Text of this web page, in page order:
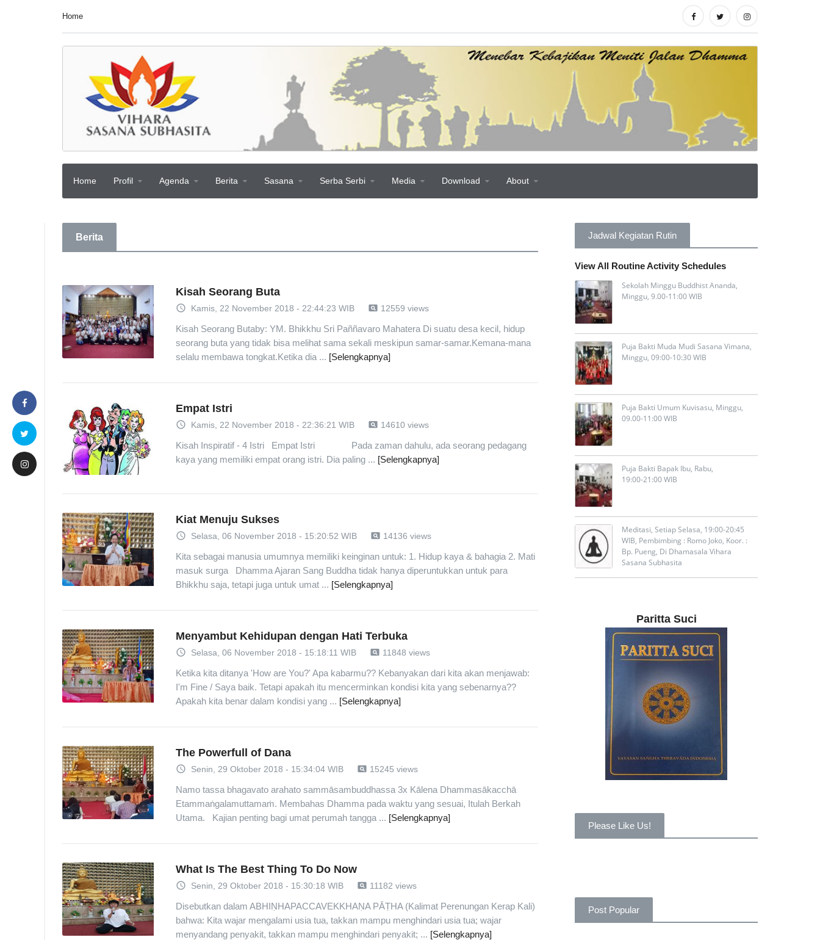
Home
Home Profil Agenda Berita Sasana Serba Serbi Media Download About
Berita
Kisah Seorang Buta
access_time Kamis, 22 November 2018 - 22:44:23 WIB pageview 12559 views
Kisah Seorang Butaby: YM. Bhikkhu Sri Paññavaro Mahatera Di suatu desa kecil, hidup
seorang buta yang tidak bisa melihat sama sekali meskipun samar-samar.Kemana-mana
selalu membawa tongkat.Ketika dia ... [Selengkapnya]
Empat Istri
access_time Kamis, 22 November 2018 - 22:36:21 WIB pageview 14610 views
Kisah Inspiratif - 4 Istri Empat Istri Pada zaman dahulu, ada seorang pedagang
kaya yang memiliki empat orang istri. Dia paling ... [Selengkapnya]
Kiat Menuju Sukses
access_time Selasa, 06 November 2018 - 15:20:52 WIB pageview 14136 views
Kita sebagai manusia umumnya memiliki keinginan untuk: 1. Hidup kaya & bahagia 2. Mati
masuk surga Dhamma Ajaran Sang Buddha tidak hanya diperuntukkan untuk para
Bhikkhu saja, tetapi juga untuk umat ... [Selengkapnya]
Menyambut Kehidupan dengan Hati Terbuka
access_time Selasa, 06 November 2018 - 15:18:11 WIB pageview 11848 views
Ketika kita ditanya 'How are You?' Apa kabarmu?? Kebanyakan dari kita akan menjawab:
I'm Fine / Saya baik. Tetapi apakah itu mencerminkan kondisi kita yang sebenarnya??
Apakah kita benar dalam kondisi yang ... [Selengkapnya]
The Powerfull of Dana
access_time Senin, 29 Oktober 2018 - 15:34:04 WIB pageview 15245 views
Namo tassa bhagavato arahato sammāsambuddhassa 3x Kālena Dhammasākacchā
Etammaṅgalamuttamaṁ. Membahas Dhamma pada waktu yang sesuai, Itulah Berkah
Utama. Kajian penting bagi umat perumah tangga ... [Selengkapnya]
What Is The Best Thing To Do Now
access_time Senin, 29 Oktober 2018 - 15:30:18 WIB pageview 11182 views
Disebutkan dalam ABHIṆHAPACCAVEKKHAṆA PĀṬHA (Kalimat Perenungan Kerap Kali)
bahwa: Kita wajar mengalami usia tua, takkan mampu menghindari usia tua; wajar
menyandang penyakit, takkan mampu menghindari penyakit; ... [Selengkapnya]
Jadwal Kegiatan Rutin
View All Routine Activity Schedules
Sekolah Minggu Buddhist Ananda,
Minggu, 9.00-11:00 WIB
Puja Bakti Muda Mudi Sasana Vimana,
Minggu, 09:00-10:30 WIB
Puja Bakti Umum Kuvisasu, Minggu,
09.00-11:00 WIB
Puja Bakti Bapak Ibu, Rabu,
19:00-21:00 WIB
Meditasi, Setiap Selasa, 19:00-20:45
WIB, Pembimbing : Romo Joko, Koor. :
Bp. Pueng, Di Dhamasala Vihara
Sasana Subhasita
Paritta Suci
Please Like Us!
Post Popular